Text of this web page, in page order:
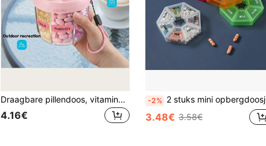
Draagbare pillendoos, vitaminenopbergdoos, anti-verwarring ontwerp, grote opening, gemakkelijke toegang, reispillendoos
4.16€
-2% 2 stuks mini opbergdoosjes met 7 vakjes - draagbare pillendoos voor wekelijks gebruik, ideaal cadeau voor ouderen en reizigers
3.48€ 3.58€